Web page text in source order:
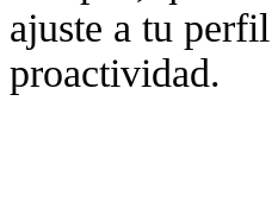
ajuste a tu
proactividad.